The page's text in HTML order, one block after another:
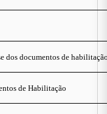
dos documentos de
de Habilitação